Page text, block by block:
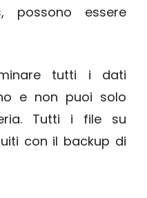
possono essere
tutti i dati
e non puoi solo
Tutti i file su
con il backup di